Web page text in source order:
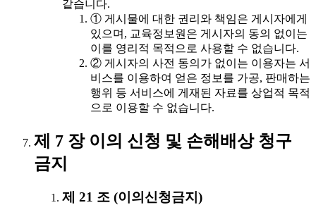
같습니다.
① 게시물에 대한 권리와 책임은 게시자에게
있으며, 교육정보원은 게시자의 동의 없이는
이를 영리적 목적으로 사용할 수 없습니다.
② 게시자의 사전 동의가 없이는 이용자는 서
비스를 이용하여 얻은 정보를 가공, 판매하는
행위 등 서비스에 게재된 자료를 상업적 목적
으로 이용할 수 없습니다.
제 7 장 이의 신청 및 손해배상 청구
금지
제 21 조 (이의신청금지)